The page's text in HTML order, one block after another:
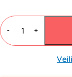
-
PE
omsnoeringsband
16mmx200mtr
+